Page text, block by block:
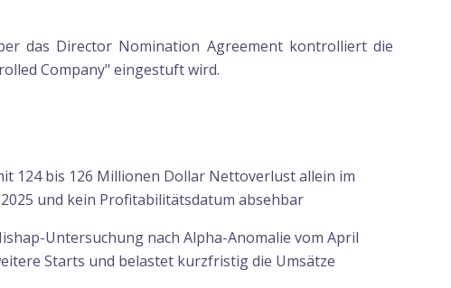
das Director Nomination Agreement kontrolliert die
Company" eingestuft wird.
124 bis 126 Millionen Dollar Nettoverlust allein im
und kein Profitabilitätsdatum absehbar
Untersuchung nach Alpha-Anomalie vom April
Starts und belastet kurzfristig die Umsätze